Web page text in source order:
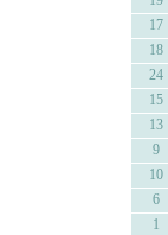
17
18
24
15
13
9
10
6
1